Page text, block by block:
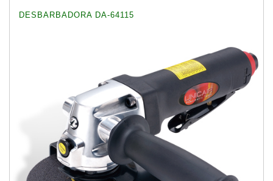
DESBARBADORA DA-64115